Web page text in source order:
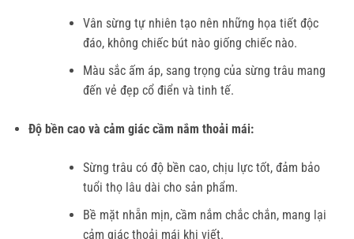
Vân sừng tự nhiên tạo nên những họa tiết độc
đáo, không chiếc bút nào giống chiếc nào.
Màu sắc ấm áp, sang trọng của sừng trâu mang
đến vẻ đẹp cổ điển và tinh tế.
Độ bền cao và cảm giác cầm nắm thoải mái:
Sừng trâu có độ bền cao, chịu lực tốt, đảm bảo
tuổi thọ lâu dài cho sản phẩm.
Bề mặt nhẵn mịn, cầm nắm chắc chắn, mang lại
cảm giác thoải mái khi viết.